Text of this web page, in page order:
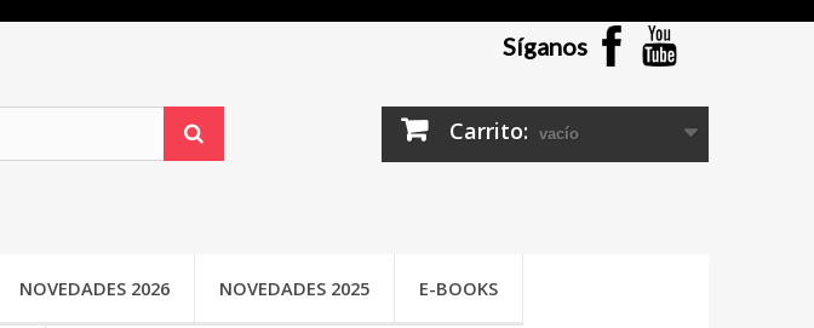
Síganos
Carrito: vacío
NOVEDADES 2026 NOVEDADES 2025 E-BOOKS